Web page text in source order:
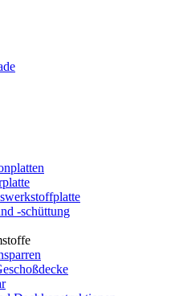
-schüttung